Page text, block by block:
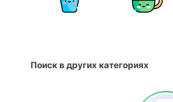
Поиск в других категориях